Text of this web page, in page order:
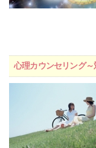
心理カウンセリング